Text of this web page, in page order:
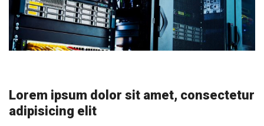
Lorem ipsum dolor sit amet, consectetur
adipisicing elit